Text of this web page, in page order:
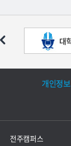
개인정
전주캠퍼스